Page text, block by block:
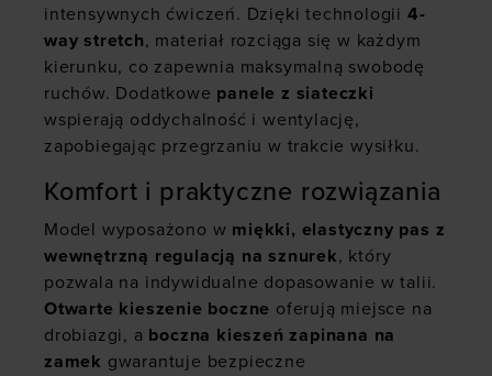
intensywnych ćwiczeń. Dzięki technologii 4-
way stretch, materiał rozciąga się w każdym
kierunku, co zapewnia maksymalną swobodę
ruchów. Dodatkowe panele z siateczki
wspierają oddychalność i wentylację,
zapobiegając przegrzaniu w trakcie wysiłku.
Komfort i praktyczne rozwiązania
Model wyposażono w miękki, elastyczny pas z
wewnętrzną regulacją na sznurek, który
pozwala na indywidualne dopasowanie w talii.
Otwarte kieszenie boczne oferują miejsce na
drobiazgi, a boczna kieszeń zapinana na
zamek gwarantuje bezpieczne